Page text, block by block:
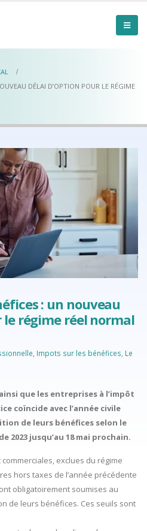
DÉLAI D’OPTION POUR LE RÉGIME
: un nouveau
le régime réel normal
Impots sur les bénéfices Le
que les entreprises à l’impôt
coïncide avec l’année civile
de leurs bénéfices selon le
2023 jusqu’au 18 mai prochain.
exclues du régime
hors taxes de l’année précédente
obligatoirement soumises au
de leurs bénéfices. Ces seuils sont